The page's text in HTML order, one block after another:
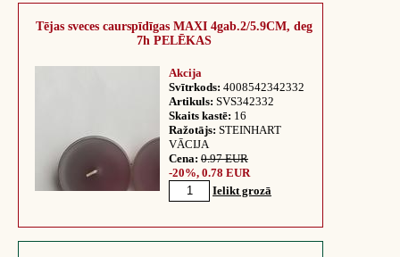
Tējas sveces caurspīdīgas MAXI 4gab.2/5.9CM, deg
7h PELĒKAS
Akcija
Svītrkods: 4008542342332
Artikuls: SVS342332
Skaits kastē: 16
Ražotājs: STEINHART
VĀCIJA
Cena: 0.97 EUR
-20%, 0.78 EUR
Ielikt grozā